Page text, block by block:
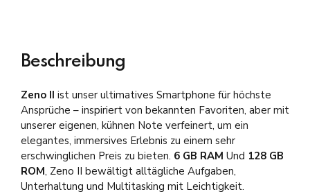
Beschreibung
Zeno II ist unser ultimatives Smartphone für höchste
Ansprüche – inspiriert von bekannten Favoriten, aber mit
unserer eigenen, kühnen Note verfeinert, um ein
elegantes, immersives Erlebnis zu einem sehr
erschwinglichen Preis zu bieten. 6 GB RAM Und 128 GB
ROM, Zeno II bewältigt alltägliche Aufgaben,
Unterhaltung und Multitasking mit Leichtigkeit.